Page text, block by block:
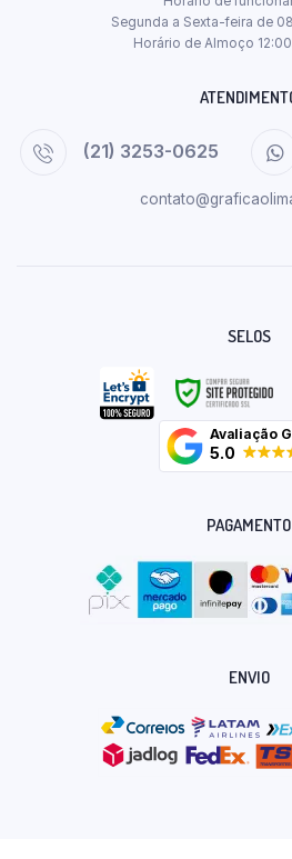
Segunda a Sexta-feira de
Horário de Almoço
(21) 3253-0625
SELOS
Avaliação
5.0
PAGAMENTO
ENVIO